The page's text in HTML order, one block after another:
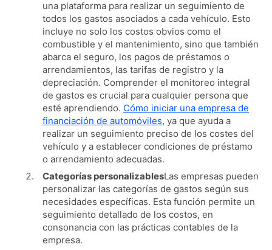
una plataforma para realizar un seguimiento de
todos los gastos asociados a cada vehículo. Esto
incluye no solo los costos obvios como el
combustible y el mantenimiento, sino que también
abarca el seguro, los pagos de préstamos o
arrendamientos, las tarifas de registro y la
depreciación. Comprender el monitoreo integral
de gastos es crucial para cualquier persona que
esté aprendiendo. Cómo iniciar una empresa de
financiación de automóviles, ya que ayuda a
realizar un seguimiento preciso de los costes del
vehículo y a establecer condiciones de préstamo
o arrendamiento adecuadas.
Categorías personalizablesLas empresas pueden
personalizar las categorías de gastos según sus
necesidades específicas. Esta función permite un
seguimiento detallado de los costos, en
consonancia con las prácticas contables de la
empresa.